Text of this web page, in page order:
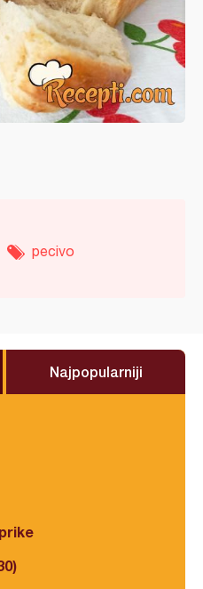
pecivo
Najpopularniji